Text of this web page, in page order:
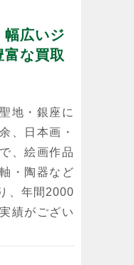
広いジ
富な買取
地・銀座に
、日本画・
、絵画作品
・陶器など
、年間2000
績がござい